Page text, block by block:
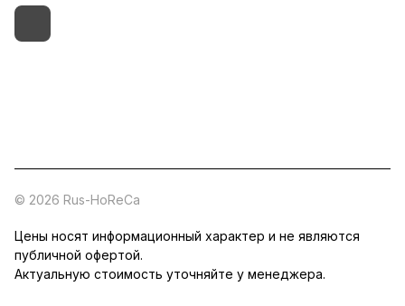
© 2026 Rus-HoReCa
Цены носят информационный характер и не являются
публичной офертой.
Актуальную стоимость уточняйте у менеджера.